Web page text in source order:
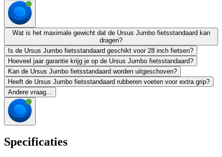
Wat is het maximale gewicht dat de Ursus Jumbo fietsstandaard kan
dragen?
Is de Ursus Jumbo fietsstandaard geschikt voor 28 inch fietsen?
Hoeveel jaar garantie krijg je op de Ursus Jumbo fietsstandaard?
Kan de Ursus Jumbo fietsstandaard worden uitgeschoven?
Heeft de Ursus Jumbo fietsstandaard rubberen voeten voor extra grip?
Andere vraag...
Specificaties